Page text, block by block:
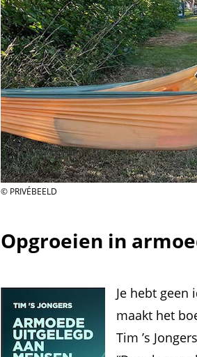
© PRIVÉBEELD
Opgroeien in
Je hebt
maakt het
Tim ’s